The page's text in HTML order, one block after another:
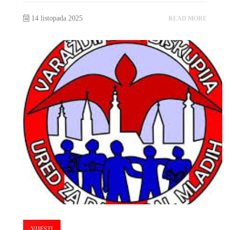
14 listopada 2025 READ MORE